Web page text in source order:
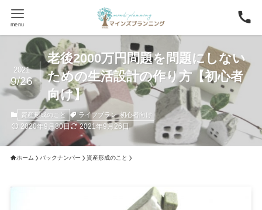
menu
老後2000万円問題を問題にしない
ための生活設計の作り方【初心者
向け】
2021
9/26
資産形成のこと ライフプラン 初心者向け
2020年9月30日 2021年9月26日
ホーム バックナンバー 資産形成のこと